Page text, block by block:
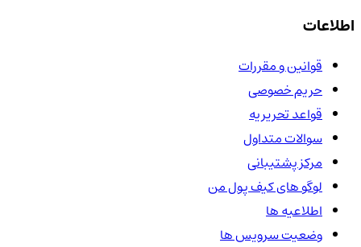
اطلاعات
قوانین و مقررات
حریم خصوصی
قواعد تحریریه
سوالات متداول
مرکز پشتیبانی
لوگو های کیف پول من
اطلاعیه ها
وضعیت سرویس ها